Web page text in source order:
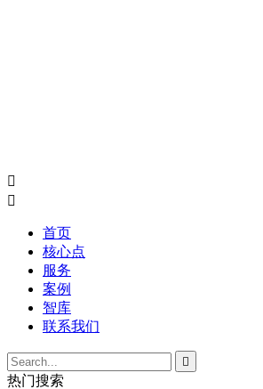


首页
核心点
服务
案例
智库
联系我们

热门搜索